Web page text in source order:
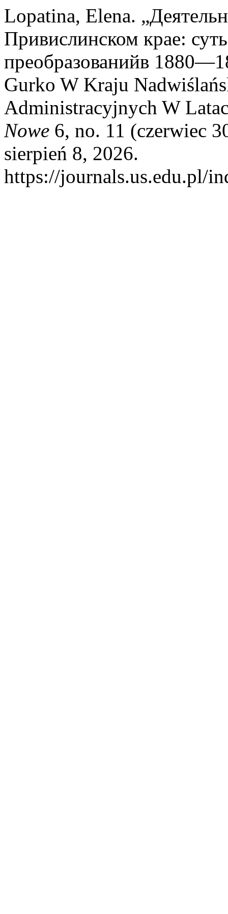
Lopatina, Elena.
Привислинском крае:
преобразованийв
Gurko W Kraju
Administracyjnych W
Nowe 6, no. 11 (czerwiec
sierpień 8, 2026.
https://journals.us.edu.pl/